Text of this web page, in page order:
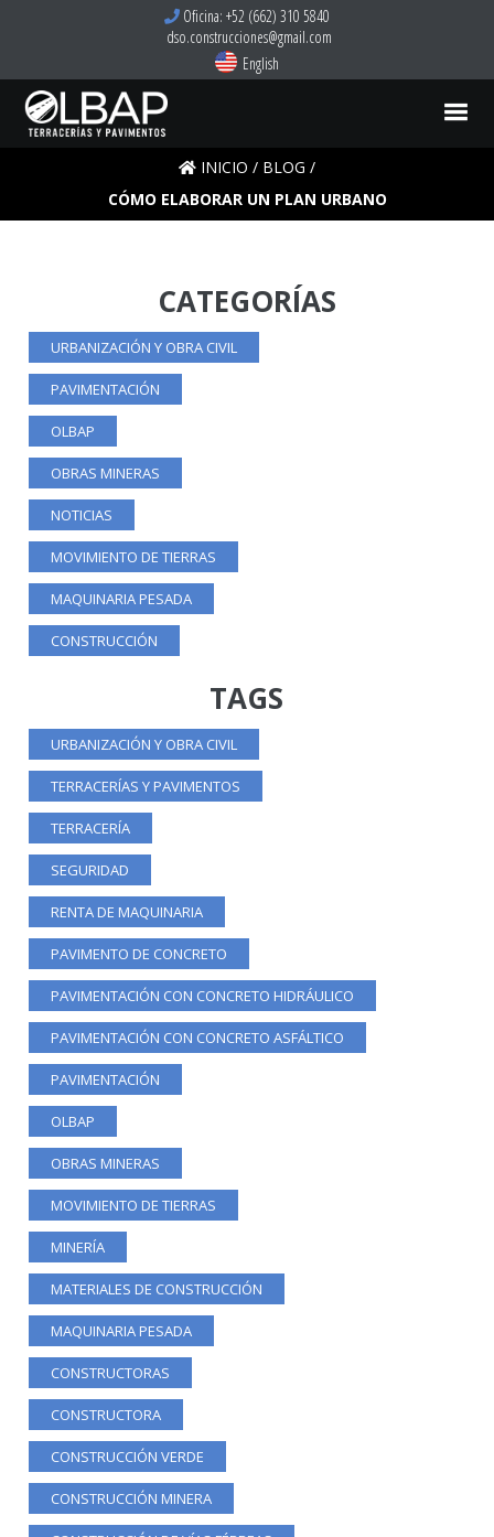
Oficina: +52 (662) 310 5840
dso.construcciones@gmail.com
English
INICIO / BLOG /
CÓMO ELABORAR UN PLAN URBANO
CATEGORÍAS
URBANIZACIÓN Y OBRA CIVIL
PAVIMENTACIÓN
OLBAP
OBRAS MINERAS
NOTICIAS
MOVIMIENTO DE TIERRAS
MAQUINARIA PESADA
CONSTRUCCIÓN
TAGS
URBANIZACIÓN Y OBRA CIVIL
TERRACERÍAS Y PAVIMENTOS
TERRACERÍA
SEGURIDAD
RENTA DE MAQUINARIA
PAVIMENTO DE CONCRETO
PAVIMENTACIÓN CON CONCRETO HIDRÁULICO
PAVIMENTACIÓN CON CONCRETO ASFÁLTICO
PAVIMENTACIÓN
OLBAP
OBRAS MINERAS
MOVIMIENTO DE TIERRAS
MINERÍA
MATERIALES DE CONSTRUCCIÓN
MAQUINARIA PESADA
CONSTRUCTORAS
CONSTRUCTORA
CONSTRUCCIÓN VERDE
CONSTRUCCIÓN MINERA